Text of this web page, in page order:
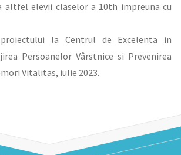
altfel elevii claselor a 10th impreuna cu
la Centrul de Excelenta in
Persoanelor Vârstnice si Prevenirea
Vitalitas, iulie 2023.